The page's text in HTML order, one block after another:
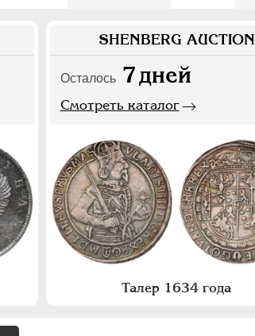
SHENBERG AUCTION
Осталось 7дней
Смотреть каталог
Талер 1634 года